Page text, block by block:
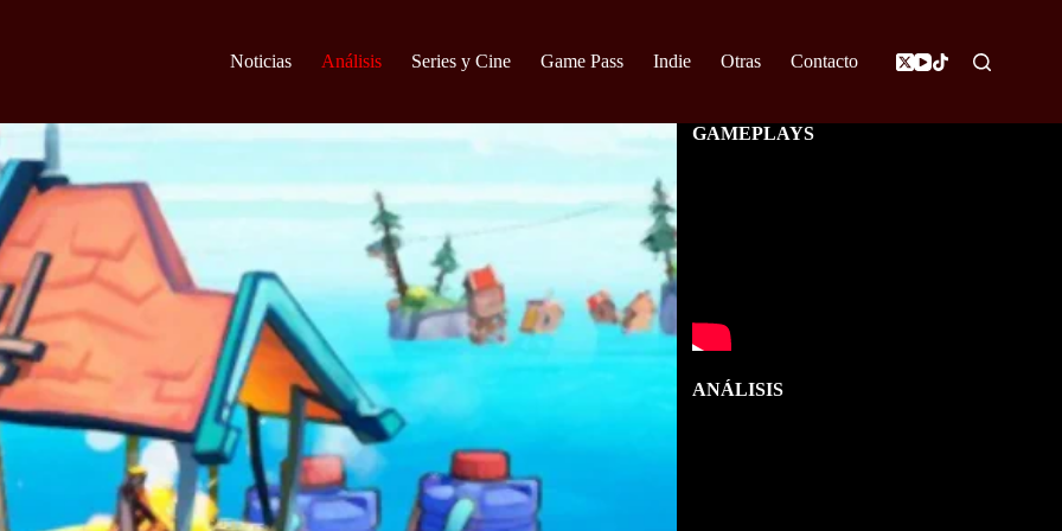
Noticias Análisis Series y Cine Game Pass Indie Otras Contacto
GAMEPLAYS
ANÁLISIS